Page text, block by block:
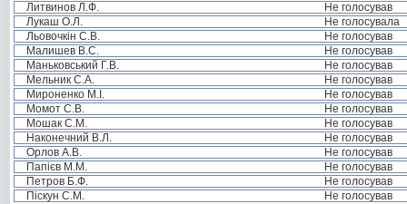
Литвинов Л.Ф.
Не голосував
Лукаш О.Л.
Не голосувала
Льовочкін С.В.
Не голосував
Малишев В.С.
Не голосував
Маньковський Г.В.
Не голосував
Мельник С.А.
Не голосував
Мироненко М.І.
Не голосував
Момот С.В.
Не голосував
Мошак С.М.
Не голосував
Наконечний В.Л.
Не голосував
Орлов А.В.
Не голосував
Папієв М.М.
Не голосував
Петров Б.Ф.
Не голосував
Піскун С.М.
Не голосував